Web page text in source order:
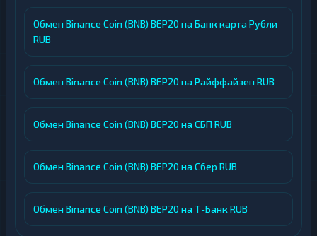
Обмен Binance Coin (BNB) BEP20 на Банк карта Рубли
RUB
Обмен Binance Coin (BNB) BEP20 на Райффайзен RUB
Обмен Binance Coin (BNB) BEP20 на СБП RUB
Обмен Binance Coin (BNB) BEP20 на Сбер RUB
Обмен Binance Coin (BNB) BEP20 на Т-Банк RUB